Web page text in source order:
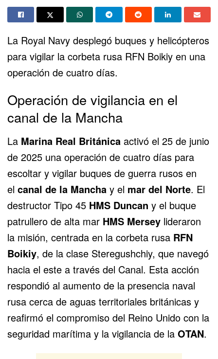
La Royal Navy desplegó buques y helicópteros
para vigilar la corbeta rusa RFN Boikiy en una
operación de cuatro días.
Operación de vigilancia en el
canal de la Mancha
La Marina Real Británica activó el 25 de junio
de 2025 una operación de cuatro días para
escoltar y vigilar buques de guerra rusos en
el canal de la Mancha y el mar del Norte. El
destructor Tipo 45 HMS Duncan y el buque
patrullero de alta mar HMS Mersey lideraron
la misión, centrada en la corbeta rusa RFN
Boikiy, de la clase Steregushchiy, que navegó
hacia el este a través del Canal. Esta acción
respondió al aumento de la presencia naval
rusa cerca de aguas territoriales británicas y
reafirmó el compromiso del Reino Unido con la
seguridad marítima y la vigilancia de la OTAN.